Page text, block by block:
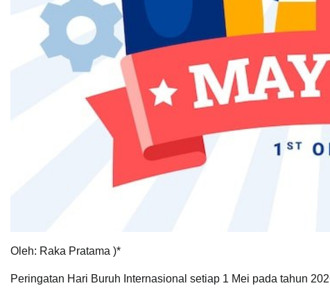
Oleh: Raka Pratama )*
Peringatan Hari Buruh Internasional setiap 1 Mei pada tahun